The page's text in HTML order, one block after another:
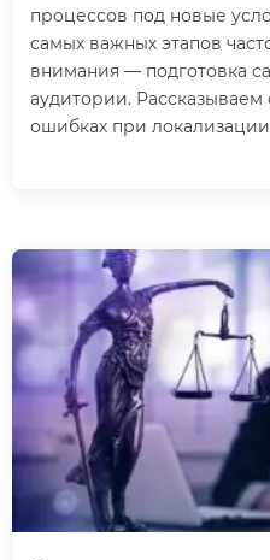
процессов под новые
самых важных этапов
внимания — подготовка
аудитории. Рассказываем
ошибках при локализации